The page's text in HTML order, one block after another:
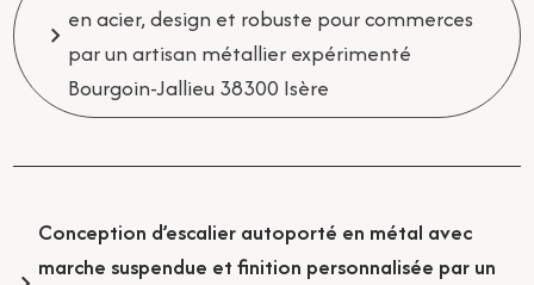
en acier, design et robuste pour commerces
par un artisan métallier expérimenté
Bourgoin-Jallieu 38300 Isère
Conception d’escalier autoporté en métal avec
marche suspendue et finition personnalisée par un